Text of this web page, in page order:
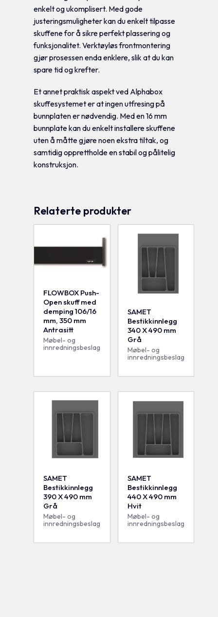
enkelt og ukomplisert. Med gode
justeringsmuligheter kan du enkelt tilpasse
skuffene for å sikre perfekt plassering og
funksjonalitet. Verktøyløs frontmontering
gjør prosessen enda enklere, slik at du kan
spare tid og krefter.
Et annet praktisk aspekt ved Alphabox
skuffesystemet er at ingen utfresing på
bunnplaten er nødvendig. Med en 16 mm
bunnplate kan du enkelt installere skuffene
uten å måtte gjøre noen ekstra tiltak, og
samtidig opprettholde en stabil og pålitelig
konstruksjon.
Relaterte produkter
FLOWBOX Push-
Open skuff med
demping 106/16
mm, 350 mm
Antrasitt
Møbel- og
innredningsbeslag
SAMET
Bestikkinnlegg
340 X 490 mm
Grå
Møbel- og
innredningsbeslag
SAMET
Bestikkinnlegg
390 X 490 mm
Grå
Møbel- og
innredningsbeslag
SAMET
Bestikkinnlegg
440 X 490 mm
Hvit
Møbel- og
innredningsbeslag